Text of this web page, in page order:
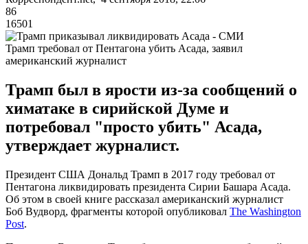
86
16501
Трамп требовал от Пентагона убить Асада, заявил
американский журналист
Трамп был в ярости из-за сообщений о
химатаке в сирийской Думе и
потребовал "просто убить" Асада,
утверждает журналист.
Президент США Дональд Трамп в 2017 году требовал от
Пентагона ликвидировать президента Сирии Башара Асада.
Об этом в своей книге рассказал американский журналист
Боб Вудворд, фрагменты которой опубликовал The Washington
Post.